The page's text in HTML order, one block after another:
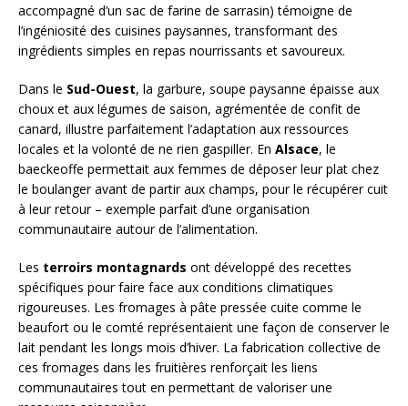
accompagné d’un sac de farine de sarrasin) témoigne de
l’ingéniosité des cuisines paysannes, transformant des
ingrédients simples en repas nourrissants et savoureux.
Dans le Sud-Ouest, la garbure, soupe paysanne épaisse aux
choux et aux légumes de saison, agrémentée de confit de
canard, illustre parfaitement l’adaptation aux ressources
locales et la volonté de ne rien gaspiller. En Alsace, le
baeckeoffe permettait aux femmes de déposer leur plat chez
le boulanger avant de partir aux champs, pour le récupérer cuit
à leur retour – exemple parfait d’une organisation
communautaire autour de l’alimentation.
Les terroirs montagnards ont développé des recettes
spécifiques pour faire face aux conditions climatiques
rigoureuses. Les fromages à pâte pressée cuite comme le
beaufort ou le comté représentaient une façon de conserver le
lait pendant les longs mois d’hiver. La fabrication collective de
ces fromages dans les fruitières renforçait les liens
communautaires tout en permettant de valoriser une